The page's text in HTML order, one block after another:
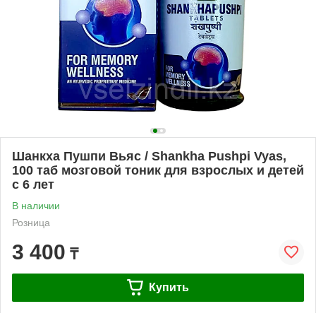
Шанкха Пушпи Вьяс / Shankha Pushpi Vyas,
100 таб мозговой тоник для взрослых и детей
с 6 лет
В наличии
Розница
3 400 ₸
Купить